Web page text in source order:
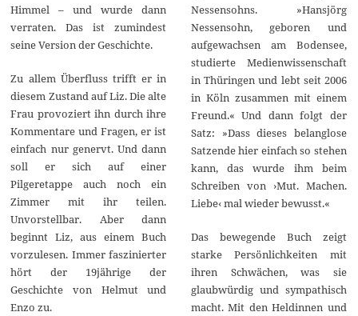
Himmel – und wurde dann
verraten. Das ist zumindest
seine Version der Geschichte.
Zu allem Überfluss trifft er in
diesem Zustand auf Liz. Die alte
Frau provoziert ihn durch ihre
Kommentare und Fragen, er ist
einfach nur genervt. Und dann
soll er sich auf einer
Pilgeretappe auch noch ein
Zimmer mit ihr teilen.
Unvorstellbar. Aber dann
beginnt Liz, aus einem Buch
vorzulesen. Immer faszinierter
hört der 19jährige der
Geschichte von Helmut und
Enzo zu.
Nessensohns. »Hansjörg
Nessensohn, geboren und
aufgewachsen am Bodensee,
studierte Medienwissenschaft
in Thüringen und lebt seit 2006
in Köln zusammen mit einem
Freund.« Und dann folgt der
Satz: »Dass dieses belanglose
Satzende hier einfach so stehen
kann, das wurde ihm beim
Schreiben von ›Mut. Machen.
Liebe‹ mal wieder bewusst.«
Das bewegende Buch zeigt
starke Persönlichkeiten mit
ihren Schwächen, was sie
glaubwürdig und sympathisch
macht. Mit den Heldinnen und